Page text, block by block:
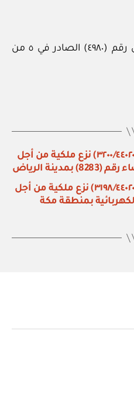
نشر في عدد جريدة أم القرى رقم (٤٩٨٠) الصادر في ٥ من
وزارة الطاقة: قرار رقم (٣٢٠٠/٤٤٠٢٠١) نزع ملكية من أجل
الرياض
وزارة الطاقة: قرار رقم (٣١٩٨/٤٤٠٢٠١) نزع ملكية من أجل
بمنطقة مكة